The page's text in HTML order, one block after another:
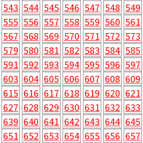
543 544 545 546 547 548 549
555 556 557 558 559 560 561
567 568 569 570 571 572 573
579 580 581 582 583 584 585
591 592 593 594 595 596 597
603 604 605 606 607 608 609
615 616 617 618 619 620 621
627 628 629 630 631 632 633
639 640 641 642 643 644 645
651 652 653 654 655 656 657